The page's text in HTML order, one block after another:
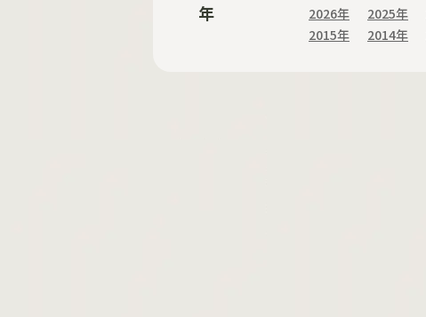
年 2026年 2025年
2015年
2014年